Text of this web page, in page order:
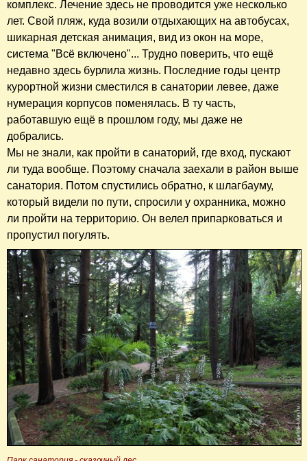
комплекс. Лечение здесь не проводится уже несколько
лет. Свой пляж, куда возили отдыхающих на автобусах,
шикарная детская анимация, вид из окон на море,
система "Всё включено"... Трудно поверить, что ещё
недавно здесь бурлила жизнь. Последние годы центр
курортной жизни сместился в санатории левее, даже
нумерация корпусов поменялась. В ту часть,
работавшую ещё в прошлом году, мы даже не
добрались.
Мы не знали, как пройти в санаторий, где вход, пускают
ли туда вообще. Поэтому сначала заехали в район выше
санатория. Потом спустились обратно, к шлагбауму,
который видели по пути, спросили у охранника, можно
ли пройти на территорию. Он велел припарковаться и
пропустил погулять.